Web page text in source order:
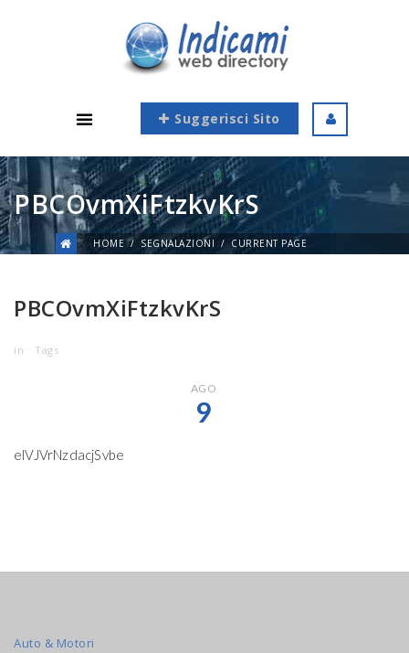
Suggerisci Sito
PBCOvmXiFtzkvKrS
HOME SEGNALAZIONI CURRENT PAGE
PBCOvmXiFtzkvKrS
in Tags
AGO
9
elVJVrNzdacjSvbe
Auto & Motori